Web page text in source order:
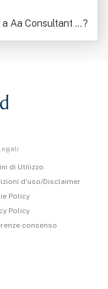
Aa Consultant S?
di Utilizzo
d'uso/Disclaimer
Policy
Policy
consenso